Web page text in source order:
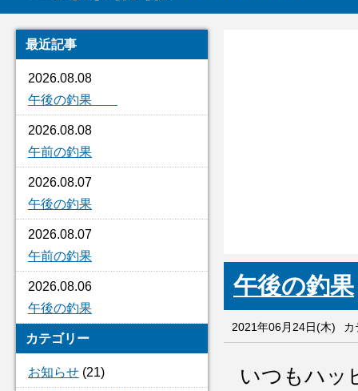
最近記事
2026.08.08
午後の釣果
2026.08.08
午前の釣果
2026.08.07
午後の釣果
2026.08.07
午前の釣果
2026.08.06
午後の釣果
カテゴリー
お知らせ (21)
午後の釣果
2021年06月24日(木) カ
いつもハッ